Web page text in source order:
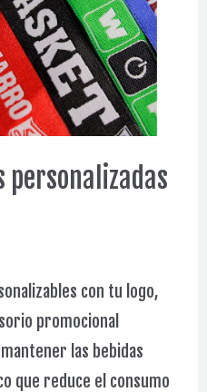
personalizadas
con tu logo,
promocional
las bebidas
que reduce el consumo